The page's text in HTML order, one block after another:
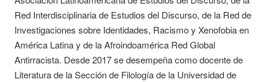
Red Interdisciplinaria de Estudios del Discurso, de la Red de
Investigaciones sobre Identidades, Racismo y Xenofobia en
América Latina y de la Afroindoamérica Red Global
Antirracista. Desde 2017 se desempeña como docente de
Literatura de la Sección de Filología de la Universidad de